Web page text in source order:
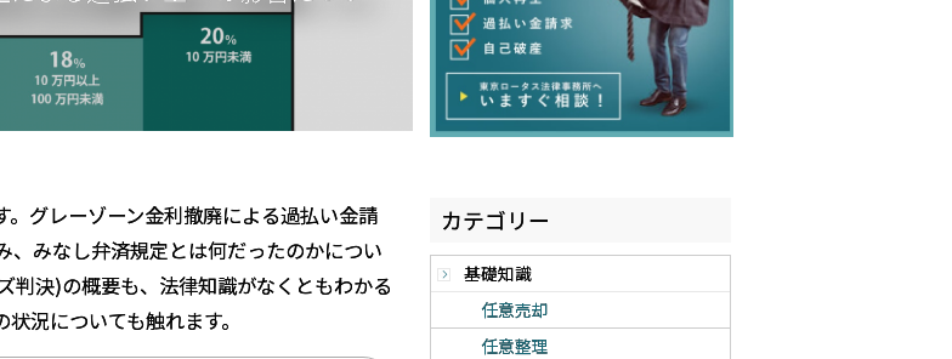
カテゴリー
基礎知識
任意売却
任意整理
グレーゾーン金利撤廃による過払い金請
みなし弁済規定とは何だったのかについ
判決)の概要も、法律知識がなくともわかる
況についても触れます。